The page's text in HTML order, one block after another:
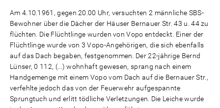
Am 4.10.1961, gegen 20.00 Uhr, versuchten 2 männliche SBS-
Bewohner über die Dächer der Häuser Bernauer Str. 43 u. 44 zu
flüchten. Die Flüchtlinge wurden von Vopo entdeckt. Einer der
Flüchtlinge wurde von 3 Vopo-Angehörigen, die sich ebenfalls
auf das Dach begaben, festgenommen. Der 22-jährige Bernd
Lünser, 0 112, (...) wohnhaft gewesen, sprang nach einem
Handgemenge mit einem Vopo vom Dach auf die Bernauer Str.,
verfehlte jedoch das von der Feuerwehr aufgespannte
Sprungtuch und erlitt tödliche Verletzungen. Die Leiche wurde